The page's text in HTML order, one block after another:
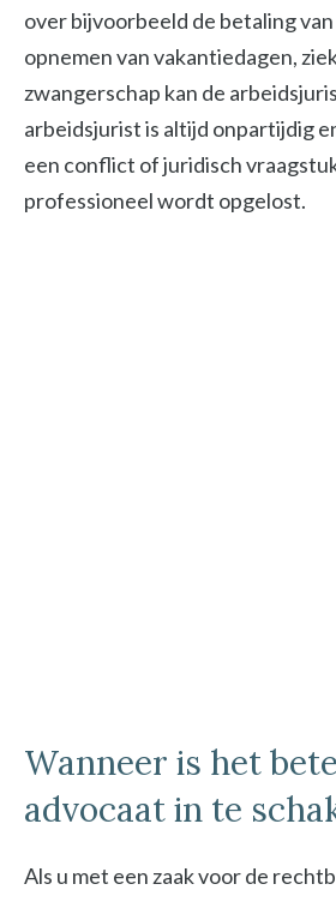
over bijvoorbeeld de betaling
opnemen van vakantiedagen,
zwangerschap kan de
arbeidsjurist is altijd onpartijdig
een conflict of juridisch
professioneel wordt opgelost.
Wanneer is het
advocaat in te
Als u met een zaak voor de